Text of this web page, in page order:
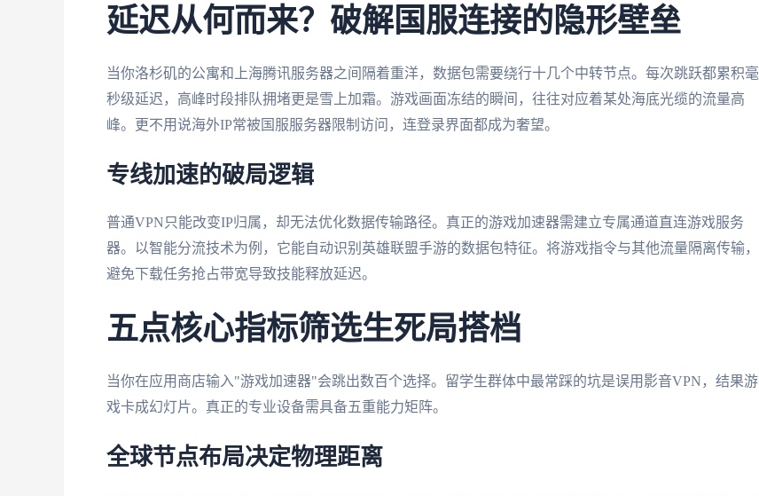
延迟从何而来？破解国服连接的隐形壁垒
当你洛杉矶的公寓和上海腾讯服务器之间隔着重洋，数据包需要绕行十几个中转节点。每次跳跃都累积毫
秒级延迟，高峰时段排队拥堵更是雪上加霜。游戏画面冻结的瞬间，往往对应着某处海底光缆的流量高
峰。更不用说海外IP常被国服服务器限制访问，连登录界面都成为奢望。
专线加速的破局逻辑
普通VPN只能改变IP归属，却无法优化数据传输路径。真正的游戏加速器需建立专属通道直连游戏服务
器。以智能分流技术为例，它能自动识别英雄联盟手游的数据包特征。将游戏指令与其他流量隔离传输，
避免下载任务抢占带宽导致技能释放延迟。
五点核心指标筛选生死局搭档
当你在应用商店输入"游戏加速器"会跳出数百个选择。留学生群体中最常踩的坑是误用影音VPN，结果游
戏卡成幻灯片。真正的专业设备需具备五重能力矩阵。
全球节点布局决定物理距离